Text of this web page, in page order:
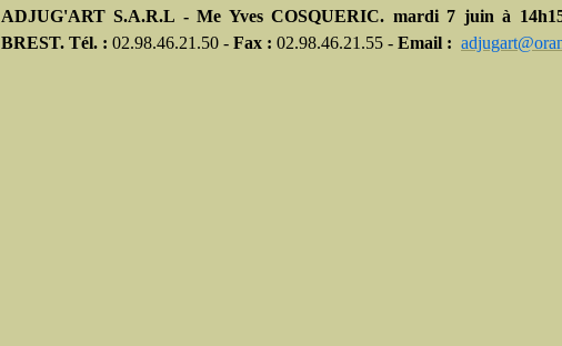
ADJUG'ART S.A.R.L - Me Yves COSQUERIC. mardi 7 juin à
BREST. Tél. : 02.98.46.21.50 - Fax : 02.98.46.21.55 - Email :